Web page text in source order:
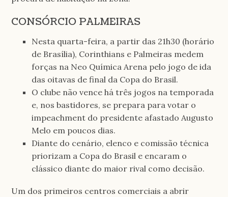
CONSÓRCIO PALMEIRAS
Nesta quarta-feira, a partir das 21h30 (horário
de Brasília), Corinthians e Palmeiras medem
forças na Neo Química Arena pelo jogo de ida
das oitavas de final da Copa do Brasil.
O clube não vence há três jogos na temporada
e, nos bastidores, se prepara para votar o
impeachment do presidente afastado Augusto
Melo em poucos dias.
Diante do cenário, elenco e comissão técnica
priorizam a Copa do Brasil e encaram o
clássico diante do maior rival como decisão.
Um dos primeiros centros comerciais a abrir